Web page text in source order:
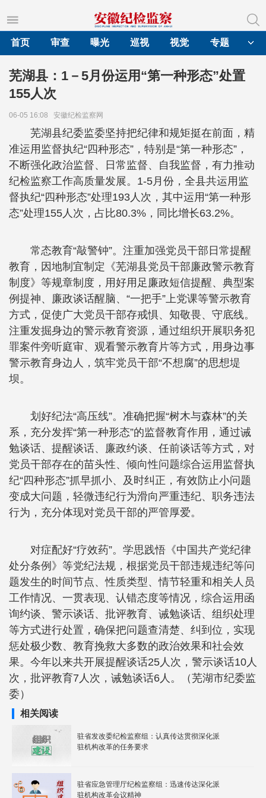
首页
审查 曝光 巡视 视觉 专题
芜湖县：1－5月份运用“第一种形态”处置
155人次
06-05 16:08 安徽纪检监察网
芜湖县纪委监委坚持把纪律和规矩挺在前面，精
准运用监督执纪“四种形态”，特别是“第一种形态”，
不断强化政治监督、日常监督、自我监督，有力推动
纪检监察工作高质量发展。1-5月份，全县共运用监
督执纪“四种形态”处理193人次，其中运用“第一种形
态”处理155人次，占比80.3%，同比增长63.2%。
常态教育“敲警钟”。注重加强党员干部日常提醒
教育，因地制宜制定《芜湖县党员干部廉政警示教育
制度》等规章制度，用好用足廉政短信提醒、典型案
例提神、廉政谈话醒脑、“一把手”上党课等警示教育
方式，促使广大党员干部存戒惧、知敬畏、守底线。
注重发掘身边的警示教育资源，通过组织开展职务犯
罪案件旁听庭审、观看警示教育片等方式，用身边事
警示教育身边人，筑牢党员干部“不想腐”的思想堤
坝。
划好纪法“高压线”。准确把握“树木与森林”的关
系，充分发挥“第一种形态”的监督教育作用，通过诫
勉谈话、提醒谈话、廉政约谈、任前谈话等方式，对
党员干部存在的苗头性、倾向性问题综合运用监督执
纪“四种形态”抓早抓小、及时纠正，有效防止小问题
变成大问题，轻微违纪行为滑向严重违纪、职务违法
行为，充分体现对党员干部的严管厚爱。
对症配好“疗效药”。学思践悟《中国共产党纪律
处分条例》等党纪法规，根据党员干部违规违纪等问
题发生的时间节点、性质类型、情节轻重和相关人员
工作情况、一贯表现、认错态度等情况，综合运用函
询约谈、警示谈话、批评教育、诫勉谈话、组织处理
等方式进行处置，确保把问题查清楚、纠到位，实现
惩处极少数、教育挽救大多数的政治效果和社会效
果。今年以来共开展提醒谈话25人次，警示谈话10人
次，批评教育7人次，诫勉谈话6人。（芜湖市纪委监
委）
相关阅读
驻省发改委纪检监察组：认真传达贯彻深化派
驻机构改革的任务要求
驻省应急管理厅纪检监察组：迅速传达深化派
驻机构改革会议精神